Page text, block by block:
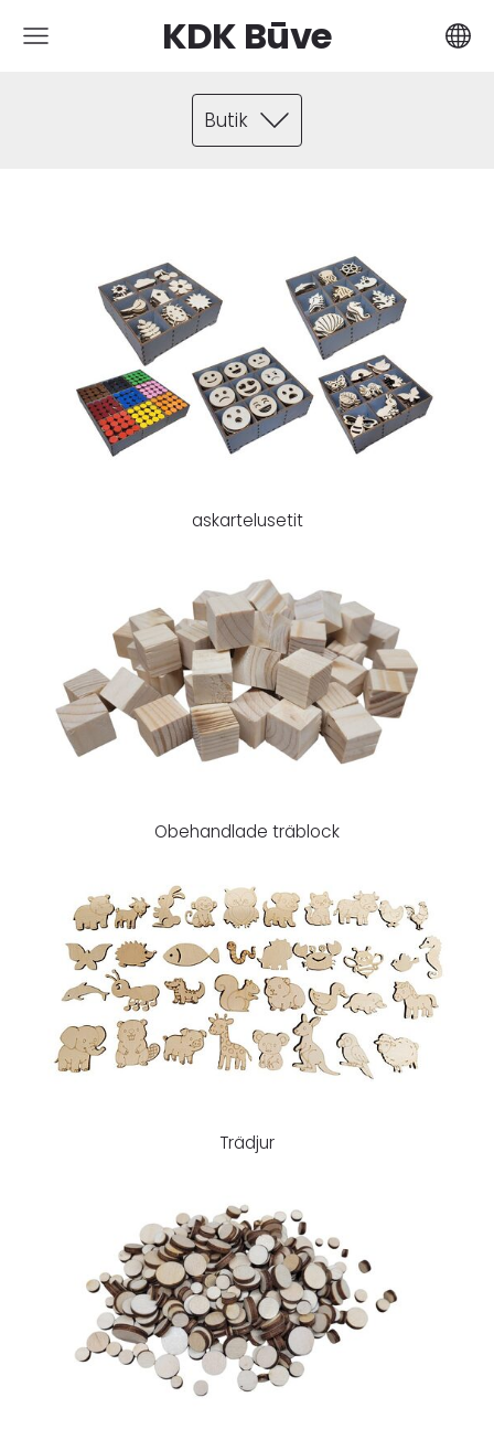
KDK Būve
Butik
askartelusetit
Obehandlade träblock
Trädjur